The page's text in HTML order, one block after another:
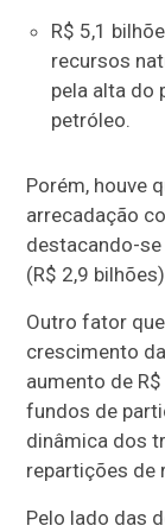
R$ 5,1
recursos
pela alta do
petróleo.
Porém, houve
arrecadação
destacando-
(R$ 2,9
Outro fator
crescimento
aumento de
fundos de
dinâmica dos
repartições de
Pelo lado das